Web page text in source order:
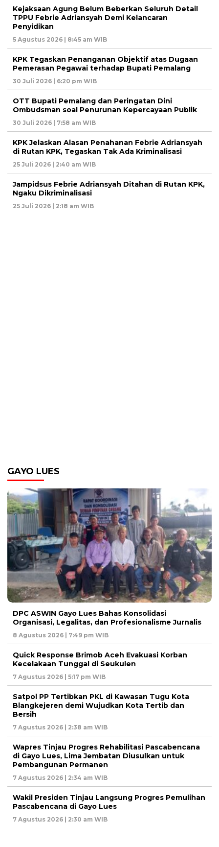
Kejaksaan Agung Belum Beberkan Seluruh Detail
TPPU Febrie Adriansyah Demi Kelancaran
Penyidikan
5 Agustus 2026 | 8:45 am WIB
KPK Tegaskan Penanganan Objektif atas Dugaan
Pemerasan Pegawai terhadap Bupati Pemalang
30 Juli 2026 | 6:20 pm WIB
OTT Bupati Pemalang dan Peringatan Dini
Ombudsman soal Penurunan Kepercayaan Publik
30 Juli 2026 | 7:58 am WIB
KPK Jelaskan Alasan Penahanan Febrie Adriansyah
di Rutan KPK, Tegaskan Tak Ada Kriminalisasi
25 Juli 2026 | 2:40 am WIB
Jampidsus Febrie Adriansyah Ditahan di Rutan KPK,
Ngaku Dikriminalisasi
25 Juli 2026 | 2:18 am WIB
GAYO LUES
DPC ASWIN Gayo Lues Bahas Konsolidasi
Organisasi, Legalitas, dan Profesionalisme Jurnalis
8 Agustus 2026 | 7:49 pm WIB
Quick Response Brimob Aceh Evakuasi Korban
Kecelakaan Tunggal di Seukulen
7 Agustus 2026 | 5:17 pm WIB
Satpol PP Tertibkan PKL di Kawasan Tugu Kota
Blangkejeren demi Wujudkan Kota Tertib dan
Bersih
7 Agustus 2026 | 2:38 am WIB
Wapres Tinjau Progres Rehabilitasi Pascabencana
di Gayo Lues, Lima Jembatan Diusulkan untuk
Pembangunan Permanen
7 Agustus 2026 | 2:34 am WIB
Wakil Presiden Tinjau Langsung Progres Pemulihan
Pascabencana di Gayo Lues
7 Agustus 2026 | 2:30 am WIB